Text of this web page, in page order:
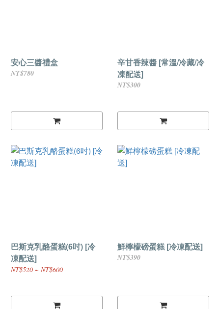
安心三醬禮盒
NT$780
辛甘香辣醬 [常溫/冷藏/冷
凍配送]
NT$300
巴斯克乳酪蛋糕(6吋) [冷
凍配送]
NT$520 ~ NT$600
鮮檸檬磅蛋糕 [冷凍配送]
NT$390